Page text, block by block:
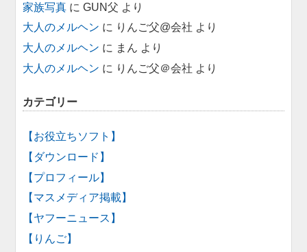
家族写真 にGUN父 より
大人のメルヘン に りんご父@会社 より
大人のメルヘン に まん より
大人のメルヘン に りんご父＠会社 より
カテゴリー
【お役立ちソフト】
【ダウンロード】
【プロフィール】
【マスメディア掲載】
【ヤフーニュース】
【りんご】